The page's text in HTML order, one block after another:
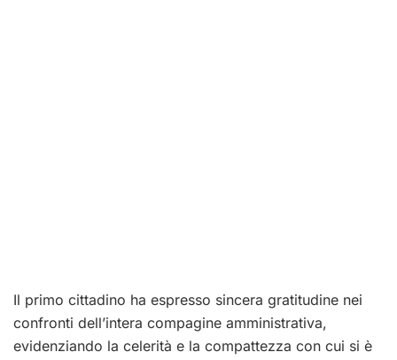
Il primo cittadino ha espresso sincera gratitudine nei
confronti dell’intera compagine amministrativa,
evidenziando la celerità e la compattezza con cui si è